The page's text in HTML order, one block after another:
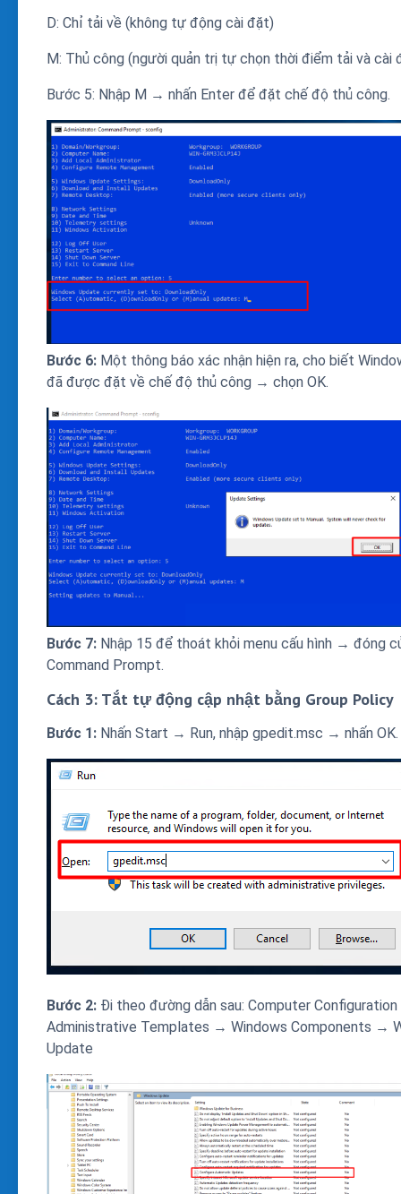
D: Chỉ tải về (không tự động cài đặt)
M: Thủ công (người quản trị tự chọn thời điểm tải và cài
Bước 5: Nhập M → nhấn Enter để đặt chế độ thủ công.
Bước 6: Một thông báo xác nhận hiện ra, cho biết
đã được đặt về chế độ thủ công → chọn OK.
Bước 7: Nhập 15 để thoát khỏi menu cấu hình → đóng
Command Prompt.
Cách 3: Tắt tự động cập nhật bằng Group Policy
Bước 1: Nhấn Start → Run, nhập gpedit.msc → nhấn OK.
Bước 2: Đi theo đường dẫn sau: Computer
Administrative Templates → Windows Components →
Update